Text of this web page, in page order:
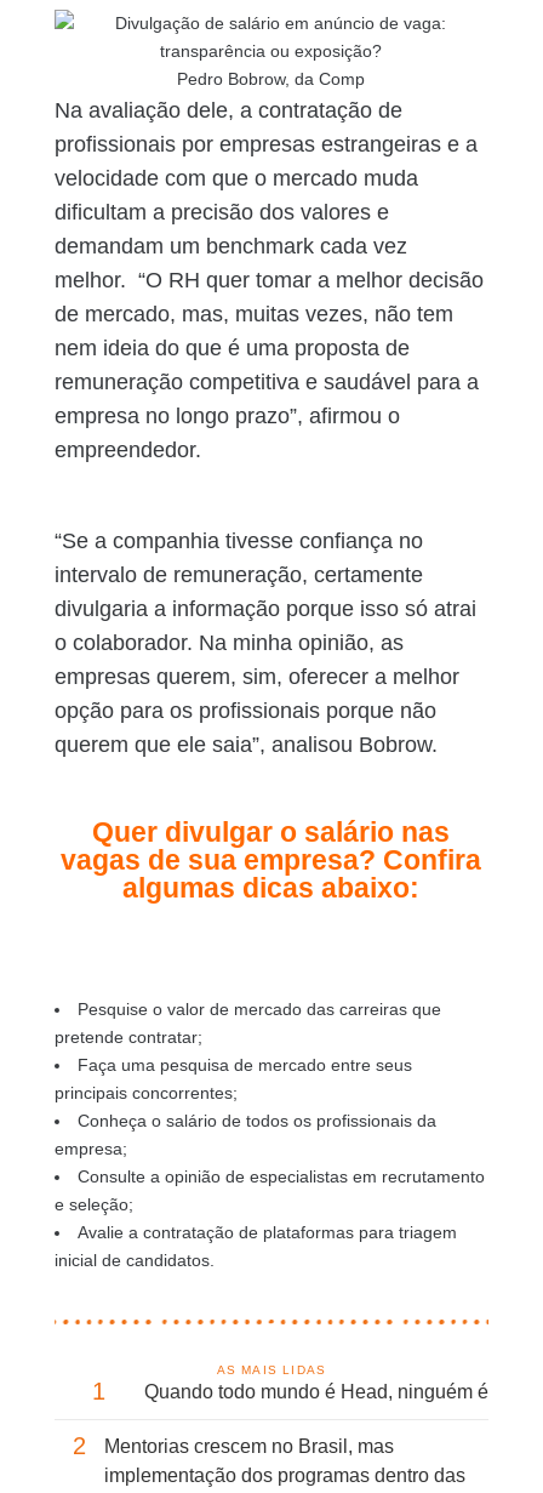
Pedro Bobrow, da Comp
Na avaliação dele, a contratação de
profissionais por empresas estrangeiras e a
velocidade com que o mercado muda
dificultam a precisão dos valores e
demandam um benchmark cada vez
melhor. “O RH quer tomar a melhor decisão
de mercado, mas, muitas vezes, não tem
nem ideia do que é uma proposta de
remuneração competitiva e saudável para a
empresa no longo prazo”, afirmou o
empreendedor.
“Se a companhia tivesse confiança no
intervalo de remuneração, certamente
divulgaria a informação porque isso só atrai
o colaborador. Na minha opinião, as
empresas querem, sim, oferecer a melhor
opção para os profissionais porque não
querem que ele saia”, analisou Bobrow.
Quer divulgar o salário nas
vagas de sua empresa? Confira
algumas dicas abaixo:
Pesquise o valor de mercado das carreiras que
pretende contratar;
Faça uma pesquisa de mercado entre seus
principais concorrentes;
Conheça o salário de todos os profissionais da
empresa;
Consulte a opinião de especialistas em recrutamento
e seleção;
Avalie a contratação de plataformas para triagem
inicial de candidatos.
AS MAIS LIDAS
1 Quando todo mundo é Head, ninguém é
2
Mentorias crescem no Brasil, mas
implementação dos programas dentro das